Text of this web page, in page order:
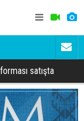
satışta